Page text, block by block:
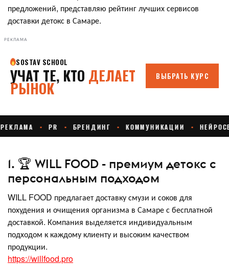
предложений, представляю рейтинг лучших сервисов
доставки детокс в Самаре.
РЕКЛАМА
1. 🏆 WILL FOOD - премиум детокс с
персональным подходом
WILL FOOD предлагает доставку смузи и соков для
похудения и очищения организма в Самаре с бесплатной
доставкой. Компания выделяется индивидуальным
подходом к каждому клиенту и высоким качеством
продукции.
https://willfood.pro